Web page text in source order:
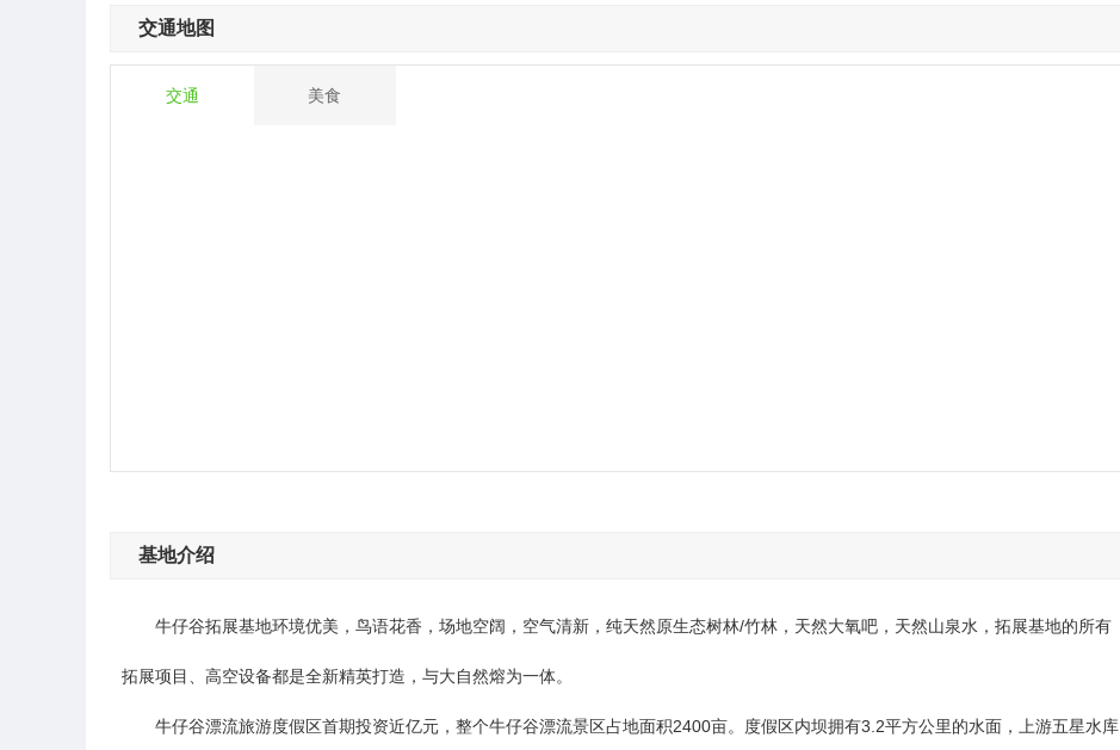
交通地图
交通 美食
基地介绍
牛仔谷拓展基地环境优美，鸟语花香，场地空阔，空气清新，纯天然原生态树林/竹林，天然大氧吧，天然山泉水，拓展基地的所有
拓展项目、高空设备都是全新精英打造，与大自然熔为一体。
牛仔谷漂流旅游度假区首期投资近亿元，整个牛仔谷漂流景区占地面积2400亩。度假区内坝拥有3.2平方公里的水面，上游五星水库